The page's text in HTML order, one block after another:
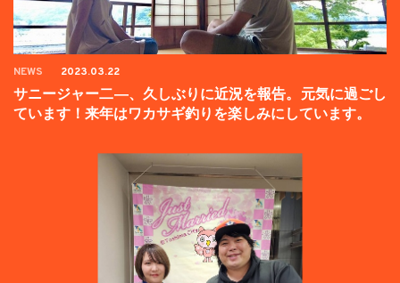
NEWS 2023.03.22
サニージャー二―、久しぶりに近況を報告。元気に過ごし
ています！来年はワカサギ釣りを楽しみにしています。